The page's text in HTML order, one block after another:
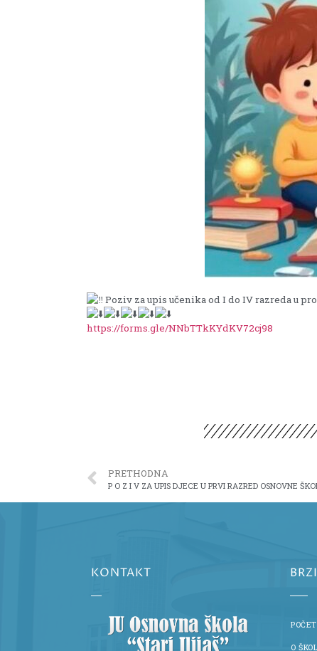
Poziv za upis učenika od I do IV razreda u
https://forms.gle/NNbTTkKYdKV72cj98
PRETHODNA
P O Z I V ZA UPIS DJECE U PRVI RAZRED OSNOVNE
KONTAKT
O